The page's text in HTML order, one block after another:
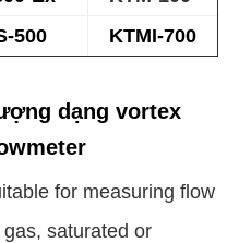
500 KTMI-700
dạng vortex
for measuring flow
saturated or